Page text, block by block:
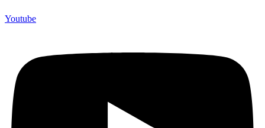
Youtube